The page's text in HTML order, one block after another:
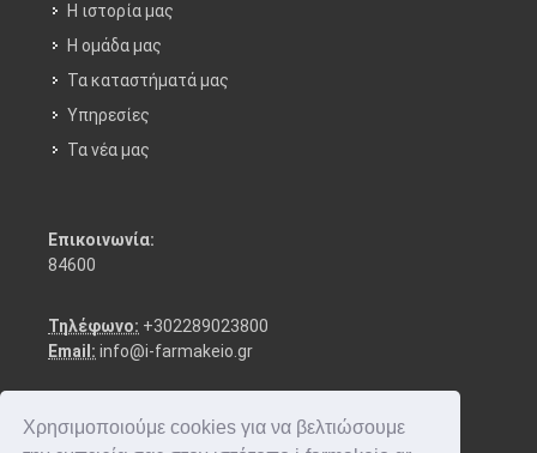
Χρησιμοποιούμε cookies για να βελτιώσουμε
Η ιστορία μας
Η ομάδα μας
Τα καταστήματά μας
Υπηρεσίες
Τα νέα μας
Επικοινωνία:
84600
Τηλέφωνο: +302289023800
Email: info@i-farmakeio.gr